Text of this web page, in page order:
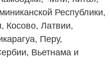
Республики,
Косово, Латвии,
Перу,
Вьетнама и